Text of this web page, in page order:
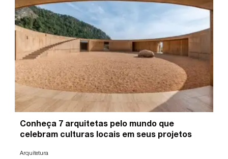
Conheça 7 arquitetas pelo mundo que
celebram culturas locais em seus projetos
Arquitetura